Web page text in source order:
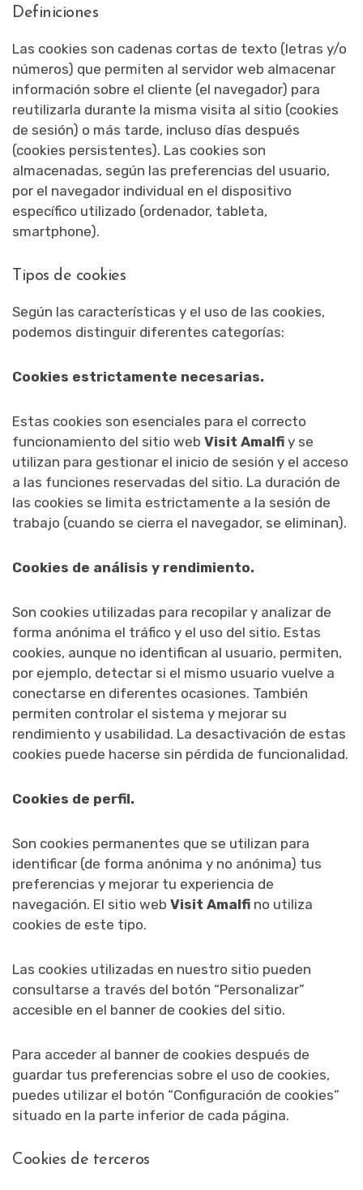
Definiciones
Las cookies son cadenas cortas de texto (letras y/o
números) que permiten al servidor web almacenar
información sobre el cliente (el navegador) para
reutilizarla durante la misma visita al sitio (cookies
de sesión) o más tarde, incluso días después
(cookies persistentes). Las cookies son
almacenadas, según las preferencias del usuario,
por el navegador individual en el dispositivo
específico utilizado (ordenador, tableta,
smartphone).
Tipos de cookies
Según las características y el uso de las cookies,
podemos distinguir diferentes categorías:
Cookies estrictamente necesarias.
Estas cookies son esenciales para el correcto
funcionamiento del sitio web Visit Amalfi y se
utilizan para gestionar el inicio de sesión y el acceso
a las funciones reservadas del sitio. La duración de
las cookies se limita estrictamente a la sesión de
trabajo (cuando se cierra el navegador, se eliminan).
Cookies de análisis y rendimiento.
Son cookies utilizadas para recopilar y analizar de
forma anónima el tráfico y el uso del sitio. Estas
cookies, aunque no identifican al usuario, permiten,
por ejemplo, detectar si el mismo usuario vuelve a
conectarse en diferentes ocasiones. También
permiten controlar el sistema y mejorar su
rendimiento y usabilidad. La desactivación de estas
cookies puede hacerse sin pérdida de funcionalidad.
Cookies de perfil.
Son cookies permanentes que se utilizan para
identificar (de forma anónima y no anónima) tus
preferencias y mejorar tu experiencia de
navegación. El sitio web Visit Amalfi no utiliza
cookies de este tipo.
Las cookies utilizadas en nuestro sitio pueden
consultarse a través del botón “Personalizar”
accesible en el banner de cookies del sitio.
Para acceder al banner de cookies después de
guardar tus preferencias sobre el uso de cookies,
puedes utilizar el botón “Configuración de cookies”
situado en la parte inferior de cada página.
Cookies de terceros